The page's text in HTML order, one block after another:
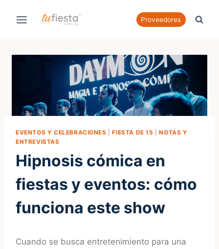
Proveedores
EVENTOS Y CELEBRACIONES |FIESTA DE 15 |NOTAS Y
ENTREVISTAS
Hipnosis cómica en
fiestas y eventos: cómo
funciona este show
Cuando se busca entretenimiento para una